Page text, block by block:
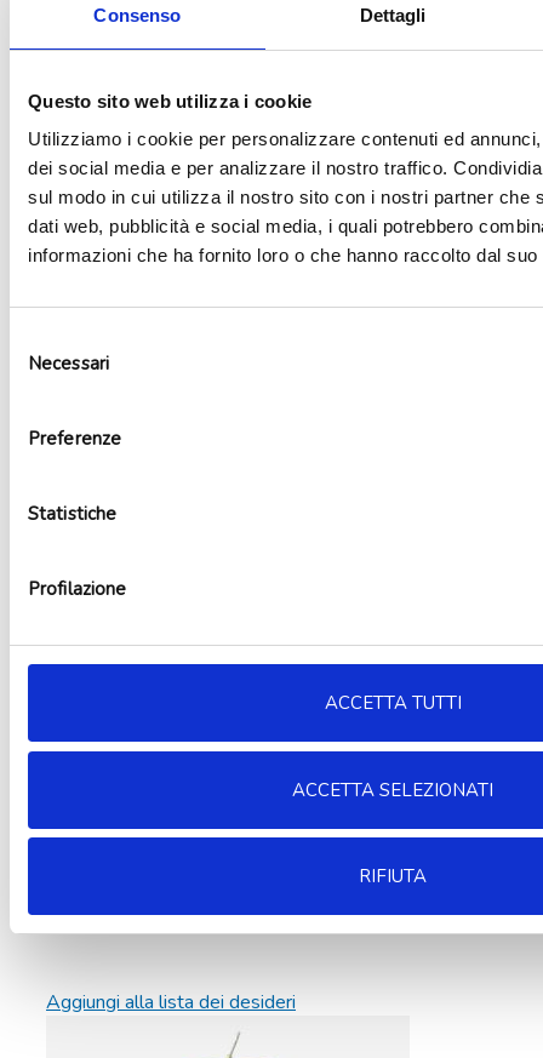
Consenso Dettagli
Questo sito web utilizza i cookie
Utilizziamo i cookie per personalizzare contenuti ed
dei social media e per analizzare il nostro traffico.
sul modo in cui utilizza il nostro sito con i nostri partner che
dati web, pubblicità e social media, i quali potrebbero
informazioni che ha fornito loro o che hanno raccolto dal
delNecessari
Preferenze
Statistiche
Profilazione
ACCETTA TUTTI
ACCETTA SELEZIONATI
RIFIUTA
Aggiungi al carrello
Aggiungi alla lista dei desideri